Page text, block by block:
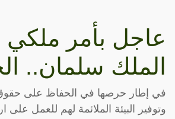
عاجل بأمر
الملك سلمان..
في إطار حرصها في الحفاظ على حقوق
وتوفير البيئة الملائمة لهم للعمل على